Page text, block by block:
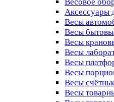
Аксессуары
Весы
Весы
Весы
Весы
Весы
Весы
Весы
Весы